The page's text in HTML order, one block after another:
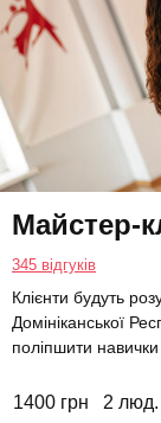
Майстер-
345 відгуків
Клієнти будуть
Домініканської
поліпшити
1400 грн 2 люд.